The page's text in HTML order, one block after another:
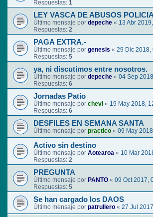
Respuestas: 1
LEY VASCA DE ABUSOS
Último mensaje por depeche « 13 Abr
Respuestas: 2
PAGA EXTRA.-
Último mensaje por genesis « 29 Dic 2018,
Respuestas: 5
ya, ni discutimos entre nosotros.
Último mensaje por depeche « 04 Sep
Respuestas: 6
Jornadas Patio
Último mensaje por chevi « 19 May 2018,
Respuestas: 6
DESFILES EN SEMANA SANTA
Último mensaje por practico « 09 May
Activo sin destino
Último mensaje por Aotearoa « 10 Mar
Respuestas: 2
PREGUNTA
Último mensaje por PANTO « 09 Oct 2017,
Respuestas: 5
Se han cargado los DAOS
Último mensaje por patrullero « 27 Jul